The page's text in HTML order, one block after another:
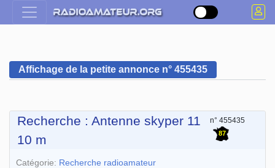
Affichage de la petite annonce n° 455435
Recherche : Antenne skyper 11
10 m
n° 455435
87
Catégorie: Recherche radioamateur